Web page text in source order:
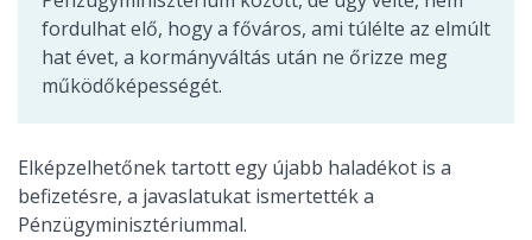
fordulhat elő, hogy a főváros, ami túlélte az elmúlt
hat évet, a kormányváltás után ne őrizze meg
működőképességét.
Elképzelhetőnek tartott egy újabb haladékot is a
befizetésre, a javaslatukat ismertették a
Pénzügyminisztériummal.